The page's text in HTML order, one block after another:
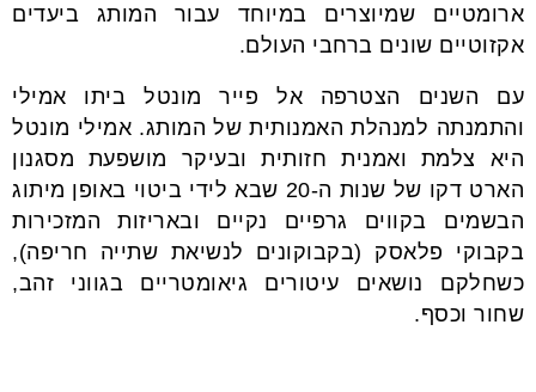
ארומטיים שמיוצרים במיוחד עבור המותג ביעדים
אקזוטיים שונים ברחבי העולם.
עם השנים הצטרפה אל פייר מונטל ביתו אמילי
והתמנתה למנהלת האמנותית של המותג. אמילי מונטל
היא צלמת ואמנית חזותית ובעיקר מושפעת מסגנון
הארט דקו של שנות ה-20 שבא לידי ביטוי באופן מיתוג
הבשמים בקווים גרפיים נקיים ובאריזות המזכירות
בקבוקי פלאסק (בקבוקונים לנשיאת שתייה חריפה),
כשחלקם נושאים עיטורים גיאומטריים בגווני זהב,
שחור וכסף.